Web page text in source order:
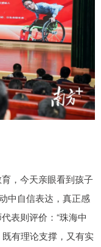
，今天亲眼看到孩子
中自信表达，真正感
表则评价：“珠海中
既有理论支撑，又有实